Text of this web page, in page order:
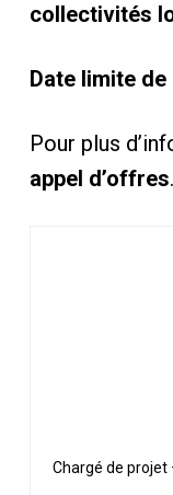
collectivités
Date limite
Pour plus
appel d’offres.
Chargé de